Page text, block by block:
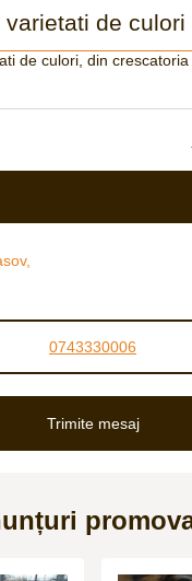
varietati de culori
de culori, din
0743330006
Trimite mesaj